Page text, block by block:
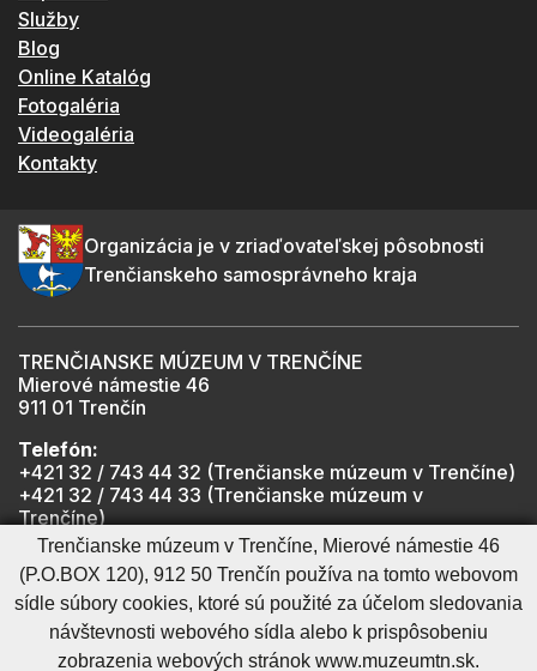
Služby
Blog
Online Katalóg
Fotogaléria
Videogaléria
Kontakty
Organizácia je v zriaďovateľskej pôsobnosti
Trenčianskeho samosprávneho kraja
TRENČIANSKE MÚZEUM V TRENČÍNE
Mierové námestie 46
911 01 Trenčín
Telefón:
+421 32 / 743 44 32 (Trenčianske múzeum v Trenčíne)
+421 32 / 743 44 33 (Trenčianske múzeum v
Trenčíne)
+421 901 918 825 (Trenčiansky hrad - informátor -
počas otváracích hodín hradu)
Mapa stránkyRSSCookies nastavenieOchrana osobných údajov
Cookies - viac informáciíVyhlásenie o prístupnosti
Trenčianske múzeum v Trenčíne, Mierové námestie 46
(P.O.BOX 120), 912 50 Trenčín používa na tomto webovom
sídle súbory cookies, ktoré sú použité za účelom sledovania
návštevnosti webového sídla alebo k prispôsobeniu
zobrazenia webových stránok www.muzeumtn.sk.